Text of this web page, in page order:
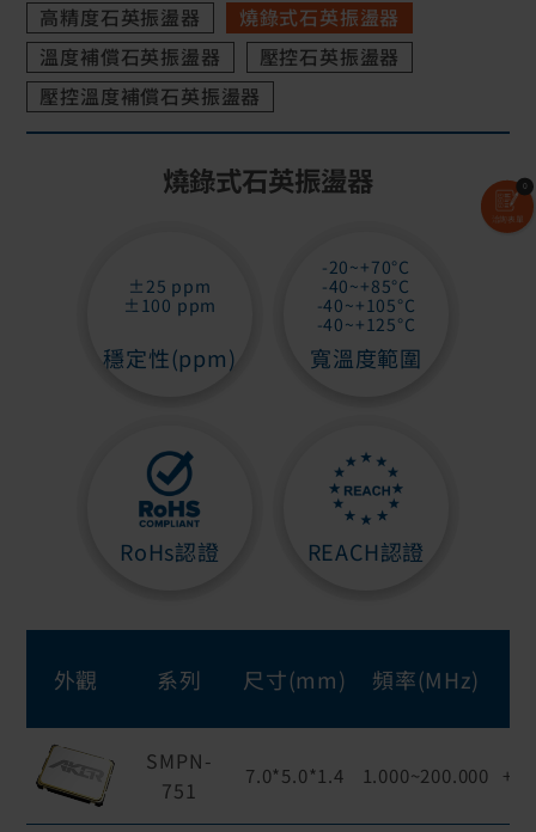
0
洽詢表單
高精度石英振盪器
燒錄式石英振盪器
溫度補償石英振盪器
壓控石英振盪器
壓控溫度補償石英振盪器
燒錄式石英振盪器
±25 ppm
±100 ppm
穩定性(ppm)
-20~+70°C
-40~+85°C
-40~+105°C
-40~+125°C
寬溫度範圍
RoHs認證 REACH認證
外觀 系列 尺寸(mm) 頻率(MHz)
SMPN-
751
7.0*5.0*1.4 1.000~200.000